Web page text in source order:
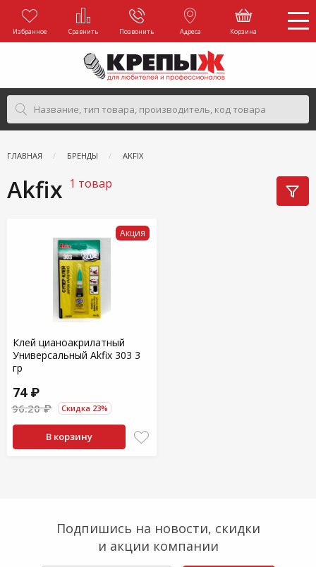
Избранное Сравнить Позвонить Адреса Корзина
ГЛАВНАЯ БРЕНДЫ AKFIX
Akfix 1 товар
Акция
Клей цианоакрилатный
Универсальный Akfix 303 3
гр
74 ₽
96.20 ₽ Скидка 23%
В корзину
Подпишись на новости, скидки
и акции компании